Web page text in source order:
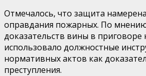
Отмечалось, что защита
оправдания пожарных. По
доказательств вины в приговоре
использовало должностные
нормативных актов как
преступления.